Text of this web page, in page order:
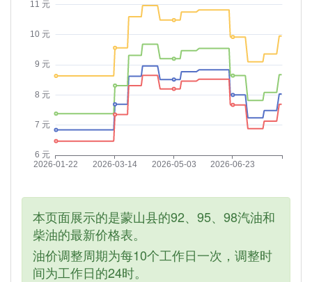
本页面展示的是蒙山县的92、95、98汽油和
柴油的最新价格表。
油价调整周期为每10个工作日一次，调整时
间为工作日的24时。